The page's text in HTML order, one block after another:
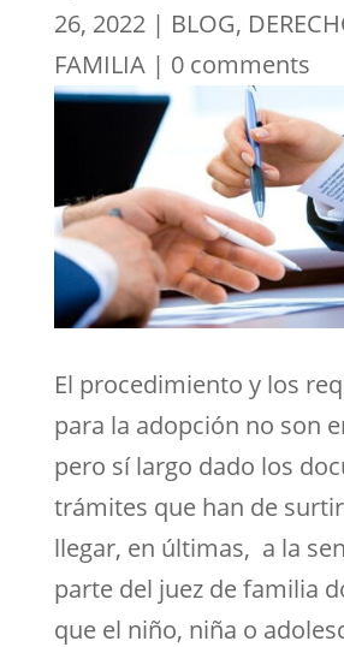
26, 2022| BLOG,
FAMILIA| 0 comments
El procedimiento y los
para la adopción no son
pero sí largo dado los
trámites que han de
llegar, en últimas, a la
parte del juez de familia
que el niño, niña o